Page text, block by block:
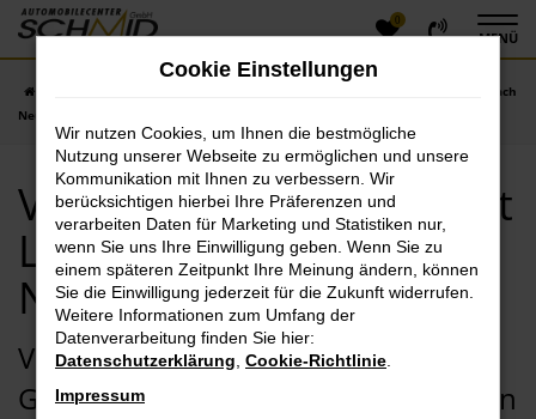
Zum
Hauptinhalt
0
MENÜ
VW Gebrauchtwagen mit Lieferservice nach
Neuburg
VW Gebrauchtwagen mit
Lieferservice nach
Neuburg
Vertrauensvoll Ihren VW
Gebrauchtwagen für Neuburg kaufen
Cookie Einstellungen
Wir nutzen Cookies, um Ihnen die bestmögliche
Nutzung unserer Webseite zu ermöglichen und unsere
Kommunikation mit Ihnen zu verbessern. Wir
berücksichtigen hierbei Ihre Präferenzen und
verarbeiten Daten für Marketing und Statistiken nur,
wenn Sie uns Ihre Einwilligung geben. Wenn Sie zu
einem späteren Zeitpunkt Ihre Meinung ändern, können
Sie die Einwilligung jederzeit für die Zukunft widerrufen.
Weitere Informationen zum Umfang der
Datenverarbeitung finden Sie hier:
Datenschutzerklärung Cookie-Richtlinie
Impressum